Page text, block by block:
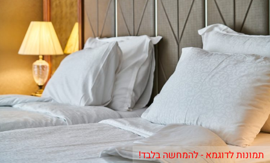
תמונות לדוגמא - להמחשה בלבד!